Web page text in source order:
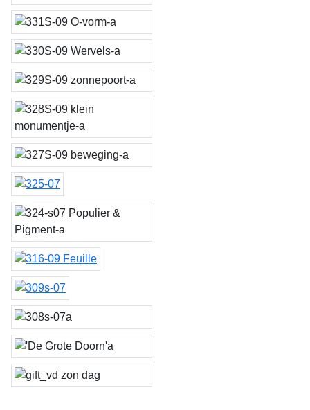
lichtvorm 0903TK
O-vorm
Wervels
Zonnepoort
klein monumentje
beweging
Feuille III
Feuille II
Feuille
gift
endless cup
De Grote Doorn